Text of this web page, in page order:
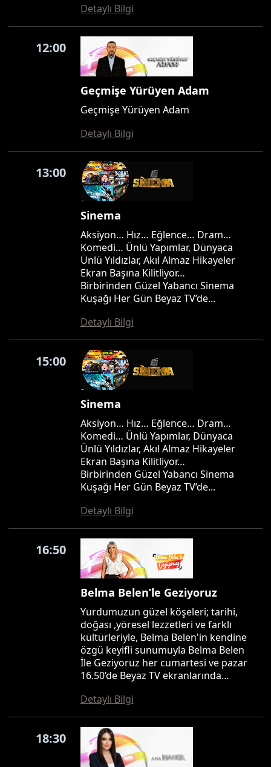
Detaylı Bilgi
12:00
Geçmişe Yürüyen Adam
Geçmişe Yürüyen Adam
Detaylı Bilgi
13:00
Sinema
Aksiyon… Hız… Eğlence… Dram…
Komedi… Ünlü Yapımlar, Dünyaca
Ünlü Yıldızlar, Akıl Almaz Hikayeler
Ekran Başına Kilitliyor…
Birbirinden Güzel Yabancı Sinema
Kuşağı Her Gün Beyaz TV’de...
Detaylı Bilgi
15:00
Sinema
Aksiyon… Hız… Eğlence… Dram…
Komedi… Ünlü Yapımlar, Dünyaca
Ünlü Yıldızlar, Akıl Almaz Hikayeler
Ekran Başına Kilitliyor…
Birbirinden Güzel Yabancı Sinema
Kuşağı Her Gün Beyaz TV’de...
Detaylı Bilgi
16:50
Belma Belen’le Geziyoruz
Yurdumuzun güzel köşeleri; tarihi,
doğası ,yöresel lezzetleri ve farklı
kültürleriyle, Belma Belen'in kendine
özgü keyifli sunumuyla Belma Belen
İle Geziyoruz her cumartesi ve pazar
16.50’de Beyaz TV ekranlarında…
Detaylı Bilgi
18:30